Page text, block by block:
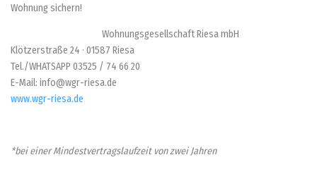
Wohnung sichern!
Wohnungsgesellschaft Riesa mbH
Klötzerstraße 24 · 01587 Riesa
Tel./WHATSAPP 03525 / 74 66 20
E-Mail: info@wgr-riesa.de
www.wgr-riesa.de
*bei einer Mindestvertragslaufzeit von zwei Jahren